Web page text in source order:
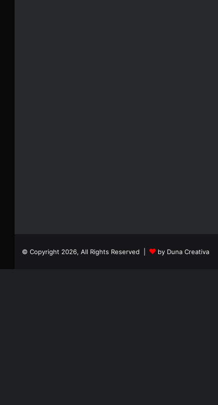
© Copyright 2026, All Rights Reserved | by Duna Creativa